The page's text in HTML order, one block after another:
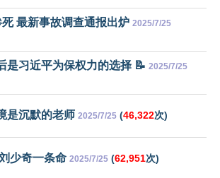
最新事故调查通报出炉 2025/7/25
是习近平为保权力的选择 📝 2025/7/25
是沉默的老师 2025/7/25 (46,322次)
少奇一条命 2025/7/25 (62,951次)